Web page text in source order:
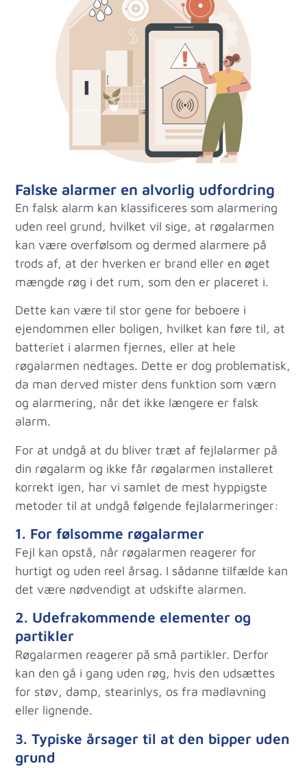
Falske alarmer en alvorlig udfordring
En falsk alarm kan klassificeres som alarmering
uden reel grund, hvilket vil sige, at røgalarmen
kan være overfølsom og dermed alarmere på
trods af, at der hverken er brand eller en øget
mængde røg i det rum, som den er placeret i.
Dette kan være til stor gene for beboere i
ejendommen eller boligen, hvilket kan føre til, at
batteriet i alarmen fjernes, eller at hele
røgalarmen nedtages. Dette er dog problematisk,
da man derved mister dens funktion som værn
og alarmering, når det ikke længere er falsk
alarm.
For at undgå at du bliver træt af fejlalarmer på
din røgalarm og ikke får røgalarmen installeret
korrekt igen, har vi samlet de mest hyppigste
metoder til at undgå følgende fejlalarmeringer:
1. For følsomme røgalarmer
Fejl kan opstå, når røgalarmen reagerer for
hurtigt og uden reel årsag. I sådanne tilfælde kan
det være nødvendigt at udskifte alarmen.
2. Udefrakommende elementer og
partikler
Røgalarmen reagerer på små partikler. Derfor
kan den gå i gang uden røg, hvis den udsættes
for støv, damp, stearinlys, os fra madlavning
eller lignende.
3. Typiske årsager til at den bipper uden
grund